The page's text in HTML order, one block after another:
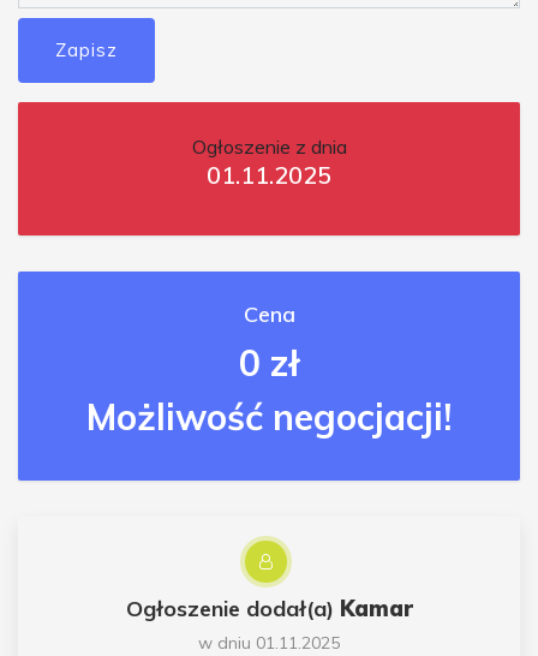
Zapisz
Ogłoszenie z dnia
01.11.2025
Cena
0 zł
Możliwość negocjacji!
Ogłoszenie dodał(a) Kamar
w dniu 01.11.2025